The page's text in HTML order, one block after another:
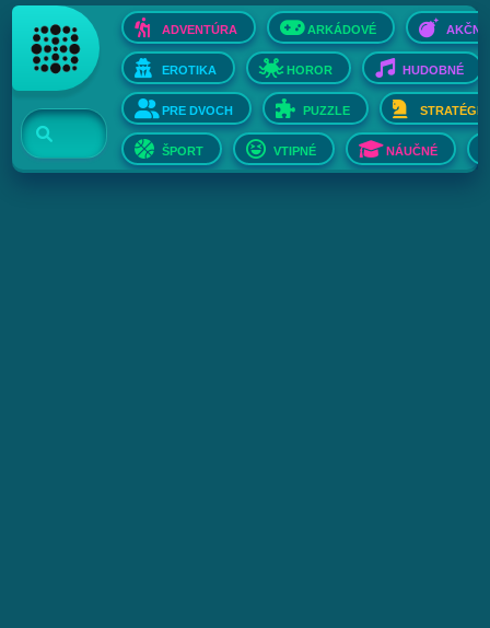
ADVENTÚRA ARKÁDOVÉ AKČNÉ
EROTIKA HOROR HUDOBNÉ
PRE DVOCH PUZZLE STRATÉGIE
ŠPORT VTIPNÉ NÁUČNÉ